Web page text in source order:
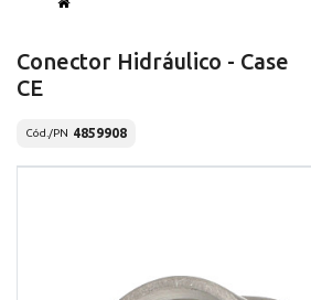
Conector Hidráulico - Case
CE
Cód./PN 4859908